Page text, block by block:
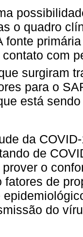
o quadro
fonte
com
surgiram
para o
está
da
de
o
fatores de
do